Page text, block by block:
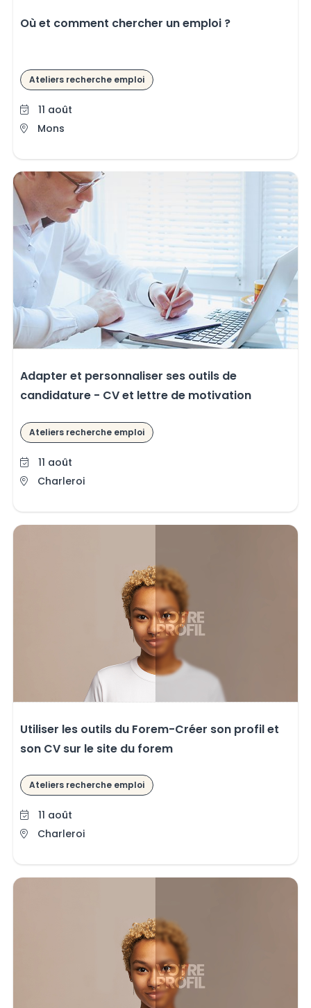
Où et comment chercher un emploi ?
Ateliers recherche emploi
11 août
Mons
Adapter et personnaliser ses outils de
candidature - CV et lettre de motivation
Ateliers recherche emploi
11 août
Charleroi
Utiliser les outils du Forem-Créer son profil et
son CV sur le site du forem
Ateliers recherche emploi
11 août
Charleroi